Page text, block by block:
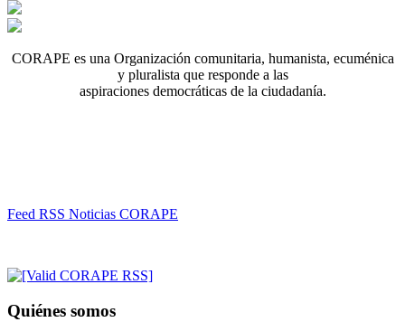
CORAPE es una Organización comunitaria, humanista, ecuménica
y pluralista que responde a las
aspiraciones democráticas de la ciudadanía.
Feed RSS Noticias CORAPE
Quiénes somos